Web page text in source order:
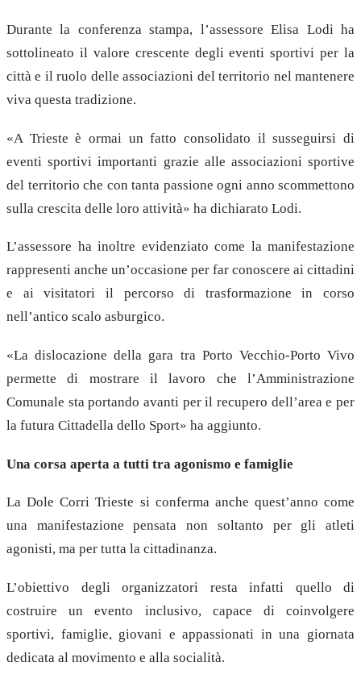
Durante la conferenza stampa, l’assessore Elisa Lodi ha
sottolineato il valore crescente degli eventi sportivi per la
città e il ruolo delle associazioni del territorio nel mantenere
viva questa tradizione.
«A Trieste è ormai un fatto consolidato il susseguirsi di
eventi sportivi importanti grazie alle associazioni sportive
del territorio che con tanta passione ogni anno scommettono
sulla crescita delle loro attività» ha dichiarato Lodi.
L’assessore ha inoltre evidenziato come la manifestazione
rappresenti anche un’occasione per far conoscere ai cittadini
e ai visitatori il percorso di trasformazione in corso
nell’antico scalo asburgico.
«La dislocazione della gara tra Porto Vecchio-Porto Vivo
permette di mostrare il lavoro che l’Amministrazione
Comunale sta portando avanti per il recupero dell’area e per
la futura Cittadella dello Sport» ha aggiunto.
Una corsa aperta a tutti tra agonismo e famiglie
La Dole Corri Trieste si conferma anche quest’anno come
una manifestazione pensata non soltanto per gli atleti
agonisti, ma per tutta la cittadinanza.
L’obiettivo degli organizzatori resta infatti quello di
costruire un evento inclusivo, capace di coinvolgere
sportivi, famiglie, giovani e appassionati in una giornata
dedicata al movimento e alla socialità.